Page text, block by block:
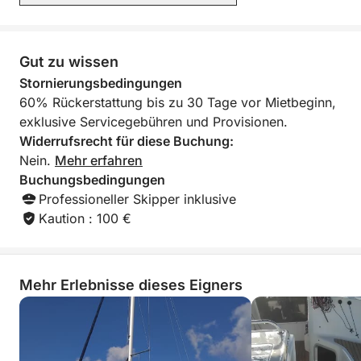
Kontaktieren Sie uns!
Gut zu wissen
Stornierungsbedingungen
60% Rückerstattung bis zu 30 Tage vor Mietbeginn,
exklusive Servicegebühren und Provisionen.
Widerrufsrecht für diese Buchung:
Nein. Mehr erfahren
Buchungsbedingungen
Professioneller Skipper inklusive
Kaution : 100 €
Mehr Erlebnisse dieses Eigners